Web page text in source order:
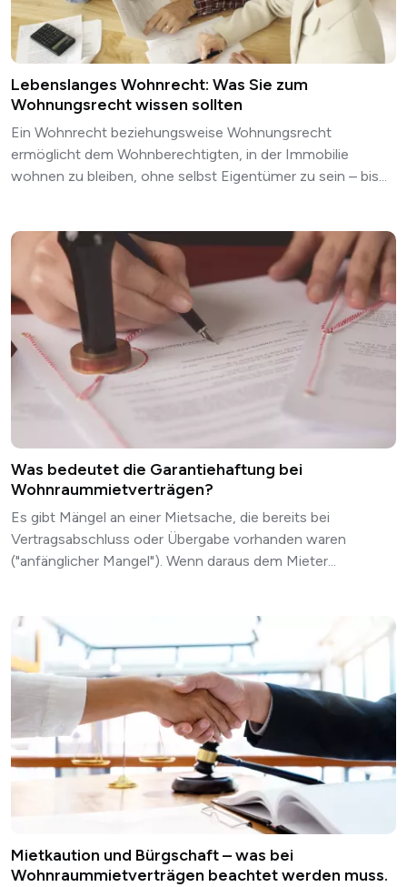
Lebenslanges Wohnrecht: Was Sie zum
Wohnungsrecht wissen sollten
Ein Wohnrecht beziehungsweise Wohnungsrecht
ermöglicht dem Wohnberechtigten, in der Immobilie
wohnen zu bleiben, ohne selbst Eigentümer zu sein – bis...
Was bedeutet die Garantiehaftung bei
Wohnraummietverträgen?
Es gibt Mängel an einer Mietsache, die bereits bei
Vertragsabschluss oder Übergabe vorhanden waren
("anfänglicher Mangel"). Wenn daraus dem Mieter...
Mietkaution und Bürgschaft – was bei
Wohnraummietverträgen beachtet werden muss.